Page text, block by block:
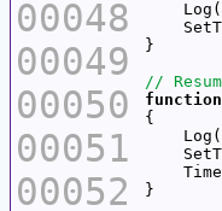
00048
00049
00050
00051
00052
    Log(
function
    Log(